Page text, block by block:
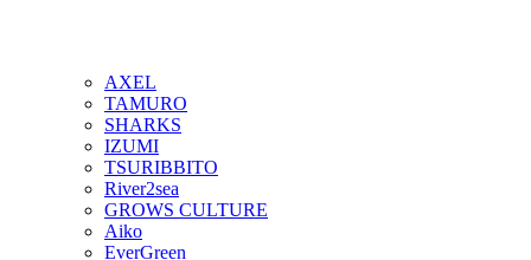
AXEL
TAMURO
SHARKS
IZUMI
TSURIBBITO
River2sea
GROWS CULTURE
Aiko
EverGreen